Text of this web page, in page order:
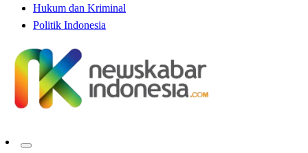
Hukum dan Kriminal
Politik Indonesia